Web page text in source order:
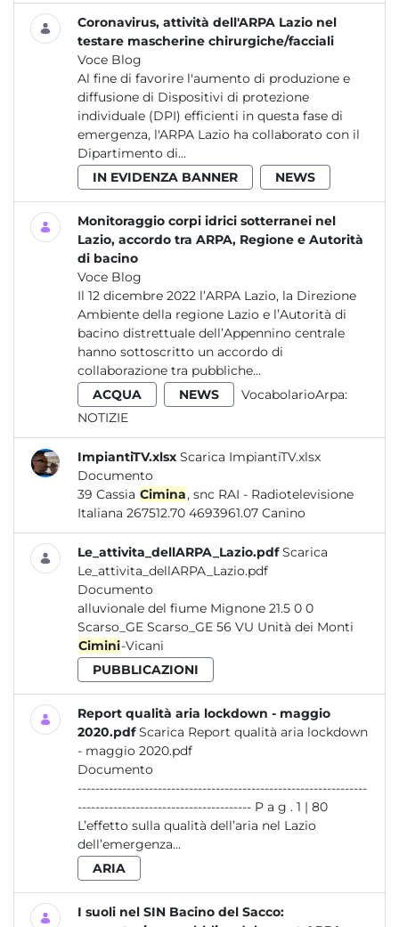
Coronavirus, attività dell'ARPA Lazio nel
testare mascherine chirurgiche/facciali
Voce Blog
Al fine di favorire l'aumento di produzione e
diffusione di Dispositivi di protezione
individuale (DPI) efficienti in questa fase di
emergenza, l'ARPA Lazio ha collaborato con il
Dipartimento di...
IN EVIDENZA BANNER
NEWS
Monitoraggio corpi idrici sotterranei nel
Lazio, accordo tra ARPA, Regione e Autorità
di bacino
Voce Blog
Il 12 dicembre 2022 l’ARPA Lazio, la Direzione
Ambiente della regione Lazio e l’Autorità di
bacino distrettuale dell’Appennino centrale
hanno sottoscritto un accordo di
collaborazione tra pubbliche...
ACQUA
NEWS
VocabolarioArpa:
NOTIZIE
ImpiantiTV.xlsx Scarica ImpiantiTV.xlsx
Documento
39 Cassia Cimina, snc RAI - Radiotelevisione
Italiana 267512.70 4693961.07 Canino
Le_attivita_dellARPA_Lazio.pdf Scarica
Le_attivita_dellARPA_Lazio.pdf
Documento
alluvionale del fiume Mignone 21.5 0 0
Scarso_GE Scarso_GE 56 VU Unità dei Monti
Cimini-Vicani
PUBBLICAZIONI
Report qualità aria lockdown - maggio
2020.pdf Scarica Report qualità aria lockdown
- maggio 2020.pdf
Documento
-----------------------------------------------------------------
--------------------------------------- P a g . 1 | 80
L’effetto sulla qualità dell’aria nel Lazio
dell’emergenza...
ARIA
I suoli nel SIN Bacino del Sacco: